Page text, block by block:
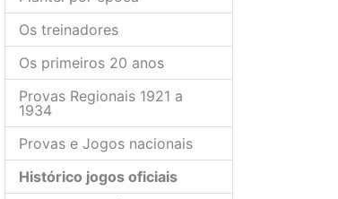
Os treinadores
Os primeiros 20 anos
Provas Regionais 1921 a
1934
Provas e Jogos nacionais
Histórico jogos oficiais